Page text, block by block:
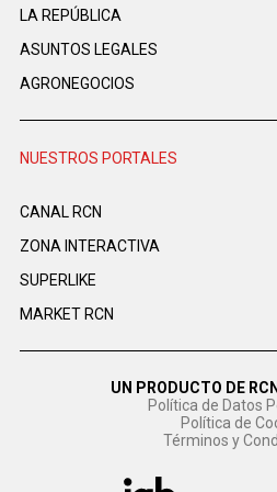
LA REPÚBLICA
ASUNTOS LEGALES
AGRONEGOCIOS
NUESTROS PORTALES
CANAL RCN
ZONA INTERACTIVA
SUPERLIKE
MARKET RCN
UN PRODUCTO DE
Política de Datos
Política de
Términos y